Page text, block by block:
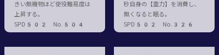
きい無機物ほど使役難易度は
上昇する。
SPD502 No.504
秒自身の【霊力】を消費し、
無くなると眠る。
SPD502 No.326